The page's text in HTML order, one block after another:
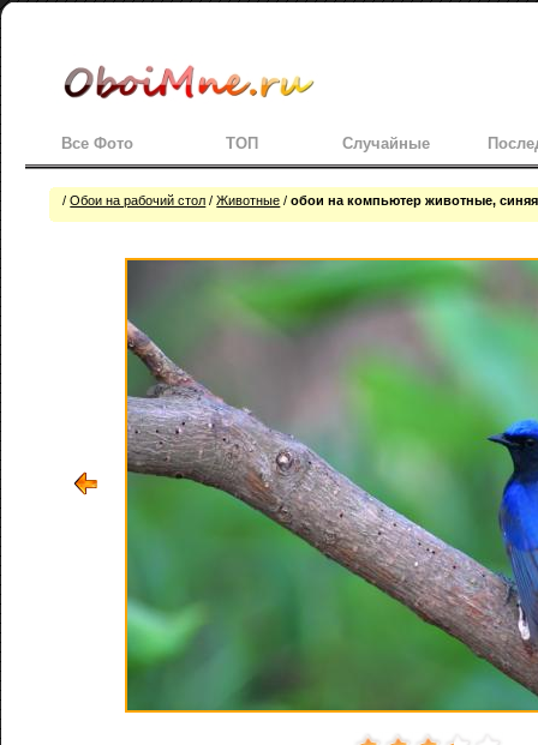
Все Фото ТОП Случайные
/Обои на рабочий стол /Животные /обои на компьютер животные, синяя